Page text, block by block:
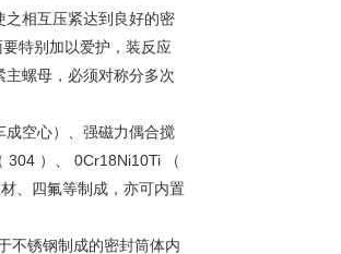
相互压紧达到良好的密
特别加以爱护，装反应
螺母，必须对称分多次
空心）、强磁力偶合搅
304 ）、 0Cr18Ni10Ti （
、四氟等制成，亦可内置
不锈钢制成的密封筒体内